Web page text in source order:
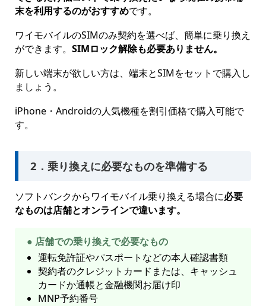
末を利用するのがおすすめです。
ワイモバイルのSIMのみ契約を選べば、簡単に乗り換え
ができます。 SIMロック解除も必要ありません。
新しい端末が欲しい方は、端末とSIMをセットで購入し
ましょう。
iPhone・Androidの人気機種を割引価格で購入可能で
す。
2．乗り換えに必要なものを準備する
ソフトバンクからワイモバイル乗り換える場合に必要
なものは店舗とオンラインで違います。
● 店舗での乗り換えで必要なもの
運転免許証やパスポートなどの本人確認書類
契約者のクレジットカードまたは、キャッシュ
カードか通帳と金融機関お届け印
MNP予約番号